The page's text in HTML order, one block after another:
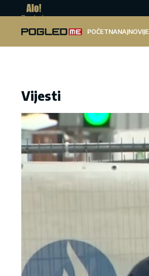
Pogled.me
POČETNANAJNOVIJE
Vijesti